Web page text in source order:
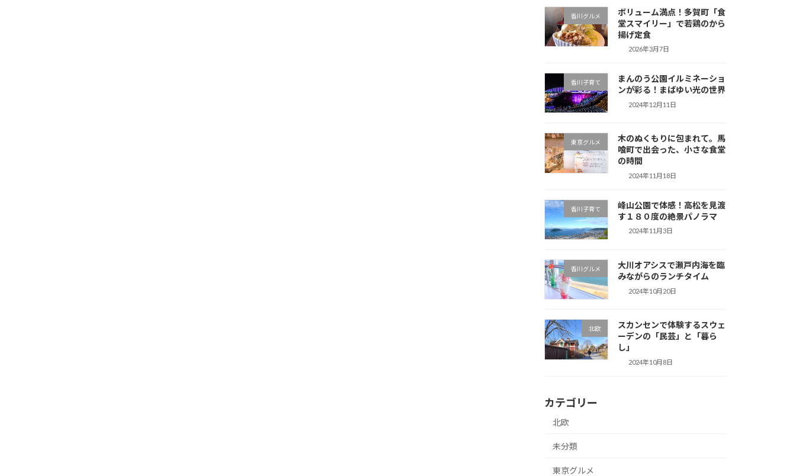
香川グルメ
ボリューム満点！多賀町「食
堂スマイリー」で若鶏のから
揚げ定食
2026年3月7日
香川子育て
まんのう公園イルミネーショ
ンが彩る！まばゆい光の世界
2024年12月11日
東京グルメ
木のぬくもりに包まれて。馬
喰町で出会った、小さな食堂
の時間
2024年11月18日
香川子育て
峰山公園で体感！高松を見渡
す１８０度の絶景パノラマ
2024年11月3日
香川グルメ
大川オアシスで瀬戸内海を臨
みながらのランチタイム
2024年10月20日
北欧
スカンセンで体験するスウェ
ーデンの「民芸」と「暮ら
し」
2024年10月8日
カテゴリー
北欧
未分類
東京グルメ